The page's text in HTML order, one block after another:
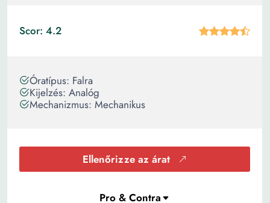
Scor: 4.2
Óratípus: Falra
Kijelzés: Analóg
Mechanizmus: Mechanikus
Ellenőrizze az árat